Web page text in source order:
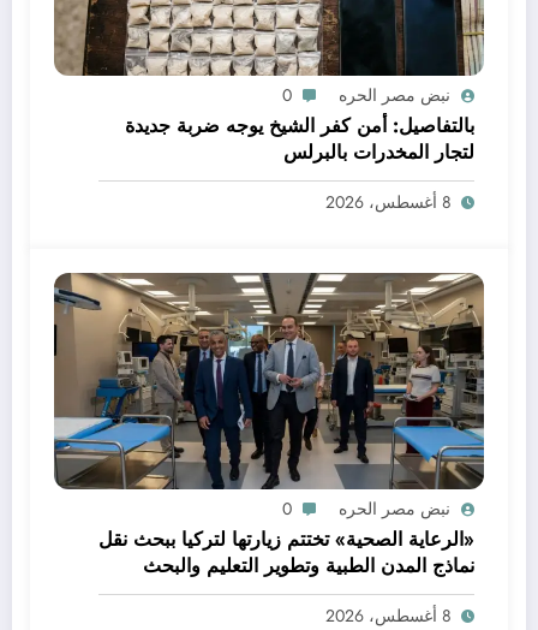
نبض مصر الحره 0
بالتفاصيل: أمن كفر الشيخ يوجه ضربة جديدة
لتجار المخدرات بالبرلس
8 أغسطس، 2026
نبض مصر الحره 0
«الرعاية الصحية» تختتم زيارتها لتركيا ببحث نقل
نماذج المدن الطبية وتطوير التعليم والبحث
العلمي
8 أغسطس، 2026